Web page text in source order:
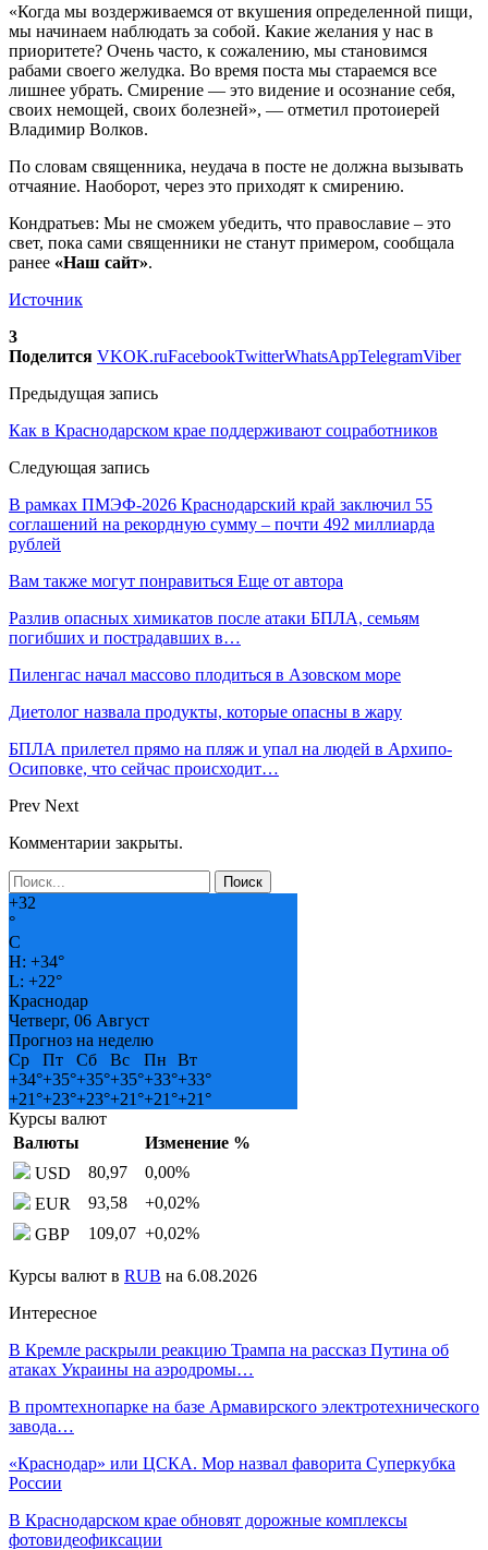
«Когда мы воздерживаемся от вкушения определенной пищи,
мы начинаем наблюдать за собой. Какие желания у нас в
приоритете? Очень часто, к сожалению, мы становимся
рабами своего желудка. Во время поста мы стараемся все
лишнее убрать. Смирение — это видение и осознание себя,
своих немощей, своих болезней», — отметил протоиерей
Владимир Волков.
По словам священника, неудача в посте не должна вызывать
отчаяние. Наоборот, через это приходят к смирению.
Кондратьев: Мы не сможем убедить, что православие – это
свет, пока сами священники не станут примером, сообщала
ранее «Наш сайт».
Источник
3
Поделится VKOK.ruFacebookTwitterWhatsAppTelegramViber
Предыдущая запись
Как в Краснодарском крае поддерживают соцработников
Следующая запись
В рамках ПМЭФ-2026 Краснодарский край заключил 55
соглашений на рекордную сумму – почти 492 миллиарда
рублей
Вам также могут понравиться Еще от автора
Разлив опасных химикатов после атаки БПЛА, семьям
погибших и пострадавших в…
Пиленгас начал массово плодиться в Азовском море
Диетолог назвала продукты, которые опасны в жару
БПЛА прилетел прямо на пляж и упал на людей в Архипо-
Осиповке, что сейчас происходит…
Prev Next
Комментарии закрыты.
+32
°
C
H: +34°
L: +22°
Краснодар
Четверг, 06 Август
Прогноз на неделю
Ср
Пт Сб Вс Пн
Вт
+34°+35°+35°+35°+33°+33°
+21°+23°+23°+21°+21°+21°
Курсы валют
Валюты
Изменение %
USD
80,97 0,00%
EUR
93,58 +0,02%
GBP
109,07 +0,02%
Курсы валют в RUB на 6.08.2026
Интересное
В Кремле раскрыли реакцию Трампа на рассказ Путина об
атаках Украины на аэродромы…
В промтехнопарке на базе Армавирского электротехнического
завода…
«Краснодар» или ЦСКА. Мор назвал фаворита Суперкубка
России
В Краснодарском крае обновят дорожные комплексы
фотовидеофиксации